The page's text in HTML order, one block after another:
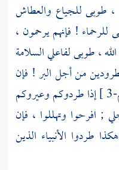
طوبى للجياع والعطاش
! فإنهم يرحمون ،
، طوبى لفاعلي السلامة
من أجل البر ! فإن
لهم ملكوت السماوات ، طوبى [لكم-3 ] إذا طردوكم وعيروكم
; افرحوا وتهللوا ، فإن
طردوا الأنبياء الذين